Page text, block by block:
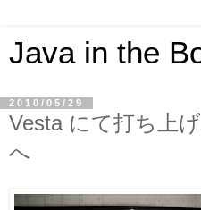
Java in the
2010/05/29
Vesta にて打ち上
へ